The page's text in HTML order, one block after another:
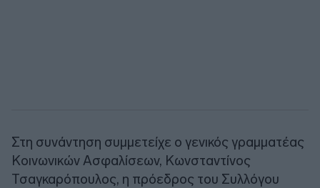
Στη συνάντηση συμμετείχε ο γενικός γραμματέας
Κοινωνικών Ασφαλίσεων, Κωνσταντίνος
Τσαγκαρόπουλος, η πρόεδρος του Συλλόγου